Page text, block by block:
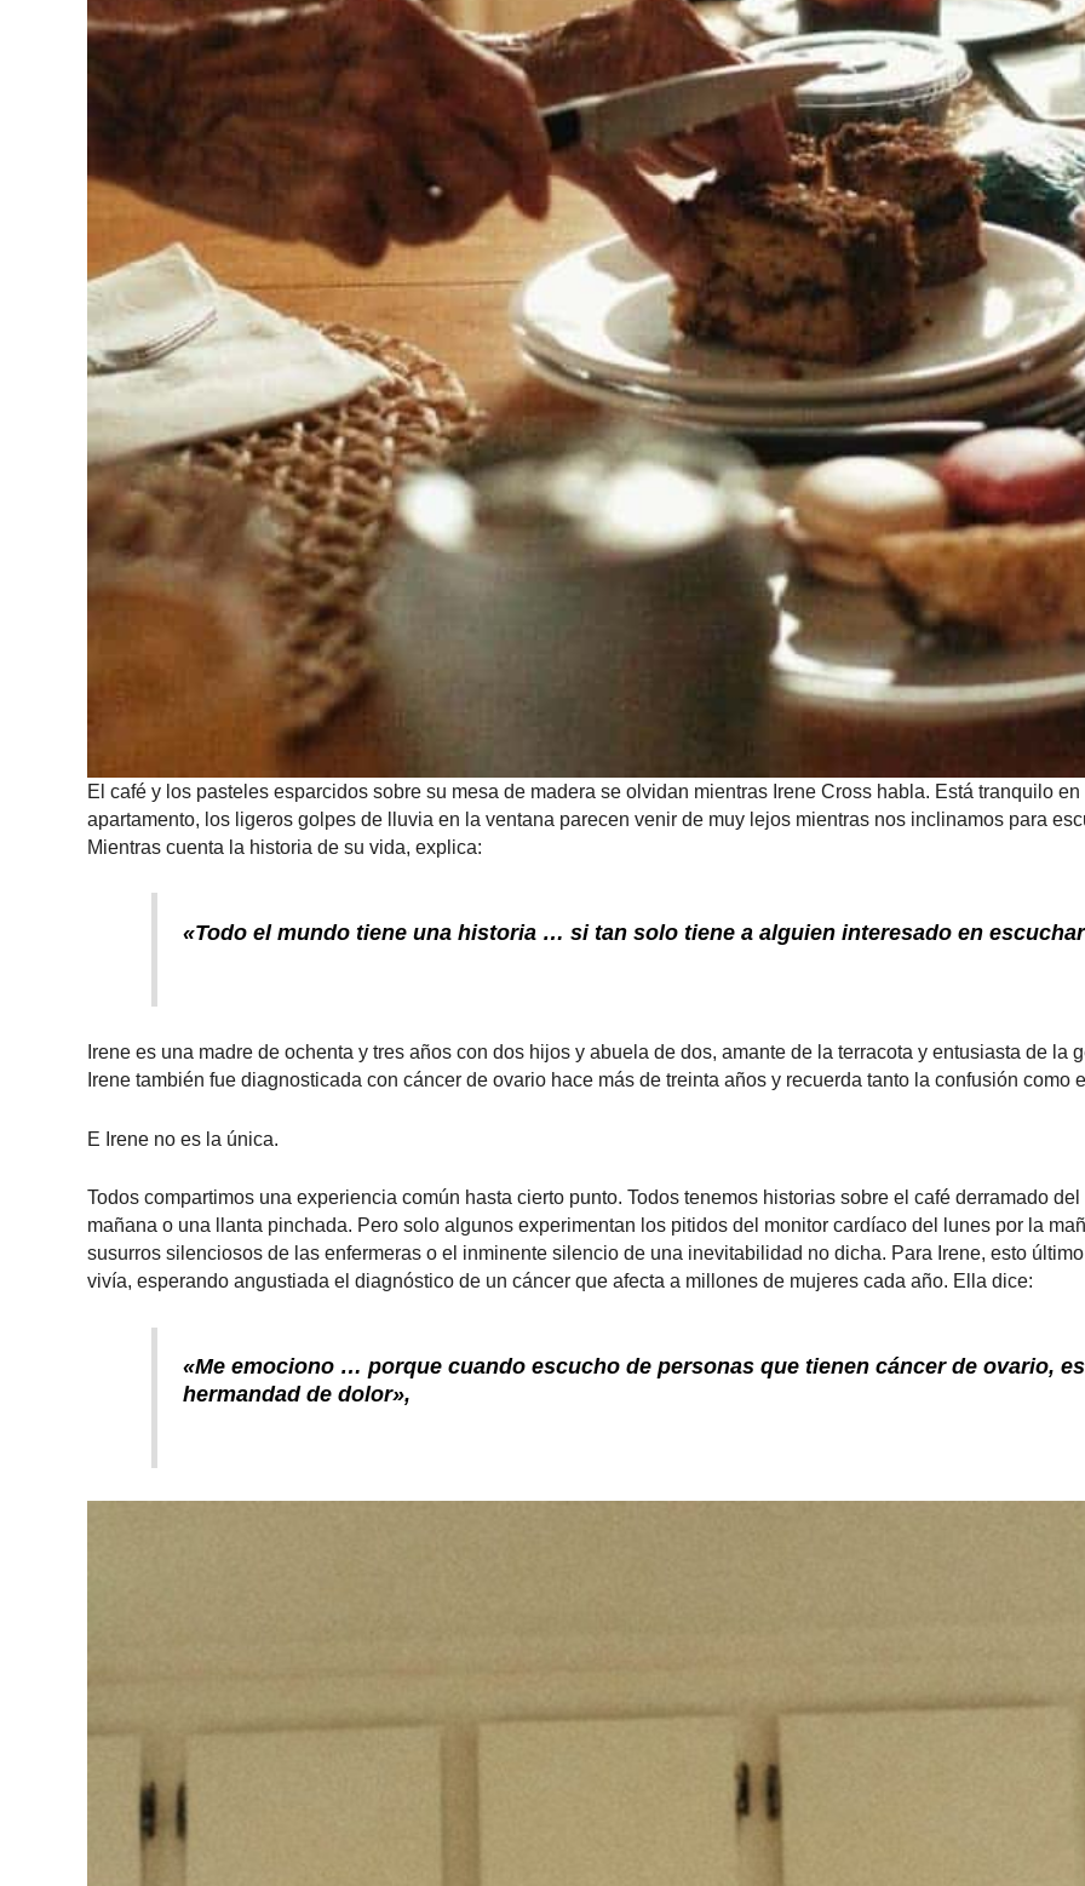
El café y los pasteles esparcidos sobre su mesa de madera se olvidan mientras Irene Cross habla. Está tranquilo en
apartamento, los ligeros golpes de lluvia en la ventana parecen venir de muy lejos mientras nos inclinamos para
Mientras cuenta la historia de su vida, explica:
«Todo el mundo tiene una historia … si tan solo tiene a alguien interesado en
Irene es una madre de ochenta y tres años con dos hijos y abuela de dos, amante de la terracota y entusiasta de la
Irene también fue diagnosticada con cáncer de ovario hace más de treinta años y recuerda tanto la confusión como
E Irene no es la única.
Todos compartimos una experiencia común hasta cierto punto. Todos tenemos historias sobre el café derramado
mañana o una llanta pinchada. Pero solo algunos experimentan los pitidos del monitor cardíaco del lunes por la
susurros silenciosos de las enfermeras o el inminente silencio de una inevitabilidad no dicha. Para Irene, esto
vivía, esperando angustiada el diagnóstico de un cáncer que afecta a millones de mujeres cada año. Ella dice:
«Me emociono … porque cuando escucho de personas que tienen cáncer de ovario,
hermandad de dolor»,